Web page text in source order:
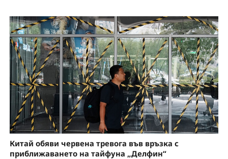
Китай обяви червена тревога във връзка с
приближаването на тайфуна „Делфин“